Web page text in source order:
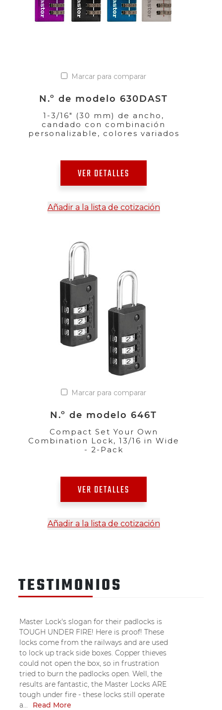
Marcar para comparar
N.º de modelo 630DAST
1-3/16" (30 mm) de ancho,
candado con combinación
personalizable, colores variados
VER DETALLES
Añadir a la lista de cotización
Marcar para comparar
N.º de modelo 646T
Compact Set Your Own
Combination Lock, 13/16 in Wide
- 2-Pack
VER DETALLES
Añadir a la lista de cotización
TESTIMONIOS
Master Lock's slogan for their padlocks is
TOUGH UNDER FIRE! Here is proof! These
locks come from the railways and are used
to lock up track side boxes. Copper thieves
could not open the box, so in frustration
tried to burn the padlocks open. Well, the
results are fantastic, the Master Locks ARE
tough under fire - these locks still operate
a...
Read More